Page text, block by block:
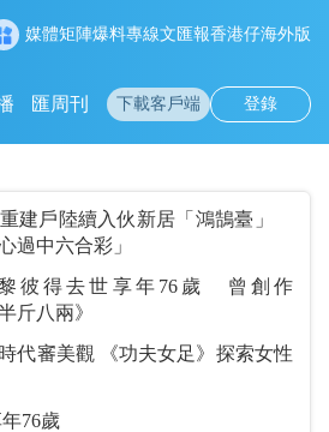
媒體矩陣爆料專線文匯報香港仔海外版
匯周刊 下載客戶端 登錄
重建戶陸續入伙新居「鴻鵠臺」
過中六合彩」
彼得去世享年76歲 曾創作
斤八兩》
夫女足》探索女性
離世 享年76歲